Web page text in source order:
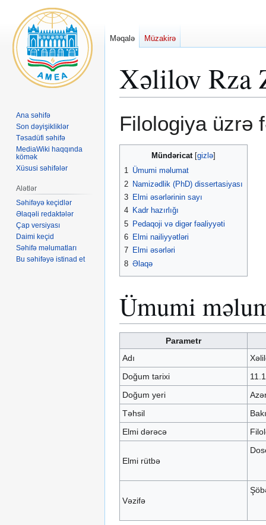
Xəlilov Rza
keç
keç
Filologiya üzrə
Mündəricat
1 Ümumi məlumat
2 Namizədlik (PhD) dissertasiyası
3 Elmi əsərlərinin sayı
4 Kadr hazırlığı
5 Pedaqoji və digər fəaliyyəti
6 Elmi nailiyyətləri
7 Elmi əsərləri
8 Əlaqə
Ümumi
Parametr
Adı
Doğum tarixi
Doğum yeri
Təhsil
Elmi dərəcə
Elmi rütbə
Vəzifə
Məqalə Müzakirə
Ana səhifə
Son dəyişikliklər
Təsadüfi səhifə
MediaWiki haqqında
kömək
Xüsusi səhifələr
Alətlər
Səhifəyə keçidlər
Əlaqəli redaktələr
Çap versiyası
Daimi keçid
Səhifə məlumatları
Bu səhifəyə istinad et